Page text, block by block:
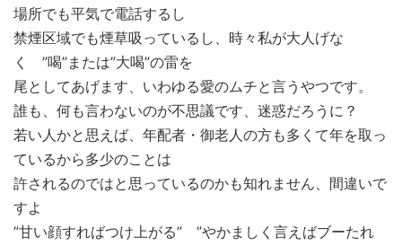
場所でも平気で電話するし
禁煙区域でも煙草吸っているし、時々私が大人げな
く ”喝”または”大喝”の雷を
尾としてあげます、いわゆる愛のムチと言うやつです。
誰も、何も言わないのが不思議です、迷惑だろうに？
若い人かと思えば、年配者・御老人の方も多くて年を取っ
ているから多少のことは
許されるのではと思っているのかも知れません、間違いで
すよ
”甘い顔すればつけ上がる” ”やかましく言えばブーたれ